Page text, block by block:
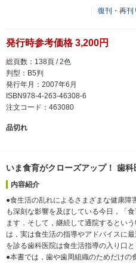
復刊・再刊
発行時参考価格 3,200円
総頁数：138頁 / 2色
判型：B5判
発行年月：2007年6月
ISBN978-4-263-46308-6
注文コード：463080
品切れ
いま食育がクローズアップ！ 歯
内容紹介
●食生活の乱れによるさまざまな健康障
も深刻な影響を及ぼしている今日，「
ます．そして，継続して通院するとい
は，実は食生活の指導やアドバイスに
を診る歯科医院は食生活指導の入り口
●本書では，歯や歯周組織のためだけの